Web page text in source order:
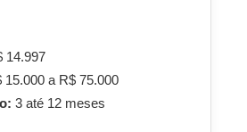
14.997
15.000 a R$ 75.000
3 até 12 meses